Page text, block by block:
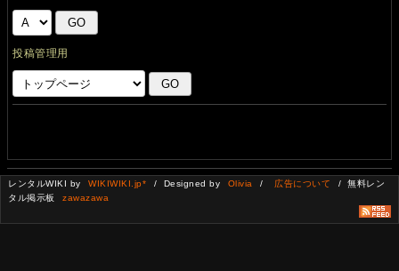
投稿管理用
レンタルWIKI by WIKIWIKI.jp* / Designed by Olivia / 広告について
/ 無料レン
タル掲示板
zawazawa